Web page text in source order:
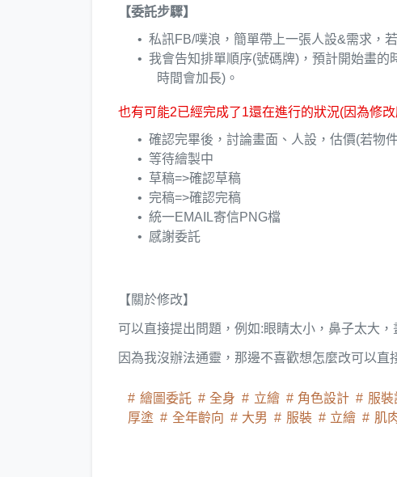
【委託步驟】
私訊FB/噗浪，簡單帶上一張人設&需求，
我會告知排單順序(號碼牌)，預計開始畫的
時間會加長)。
也有可能2已經完成了1還在進行的狀況(因為修
確認完畢後，討論畫面、人設，估價(若物
等待繪製中
草稿=>確認草稿
完稿=>確認完稿
統一EMAIL寄信PNG檔
感謝委託
【關於修改】
可以直接提出問題，例如:眼睛太小，鼻子太大，
因為我沒辦法通靈，那邊不喜歡想怎麼改可以直
繪圖委託 全身 立繪 角色設計 服裝
厚塗
全年齡向 大男 服裝 立繪 肌